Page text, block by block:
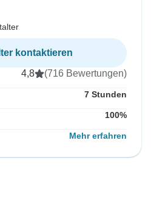
kontaktieren
4,8 (716 Bewertungen)
7 Stunden
100%
Mehr erfahren